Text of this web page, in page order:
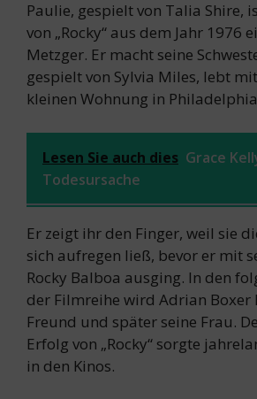
Paulie, gespielt von Talia Shire,
von „Rocky“ aus dem Jahr 1976
Metzger. Er macht seine
gespielt von Sylvia Miles, lebt
kleinen Wohnung in
Lesen Sie auch dies Grace
Todesursache
Er zeigt ihr den Finger, weil sie
sich aufregen ließ, bevor er mit
Rocky Balboa ausging. In den
der Filmreihe wird Adrian Boxer
Freund und später seine Frau.
Erfolg von „Rocky“ sorgte
in den Kinos.